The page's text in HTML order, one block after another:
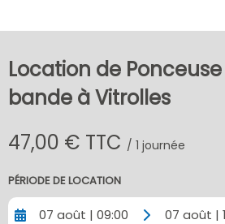
Location de
bande à Vitrolles
47,00 € TTC / 1 journée
PÉRIODE DE LOCATION
07 août | 09:00 07 août |